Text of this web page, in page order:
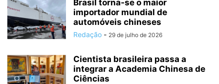
Brasil torna-se o maior
importador mundial de
automóveis chineses
Redação - 29 de julho de 2026
Cientista brasileira passa a
integrar a Academia Chinesa de
Ciências